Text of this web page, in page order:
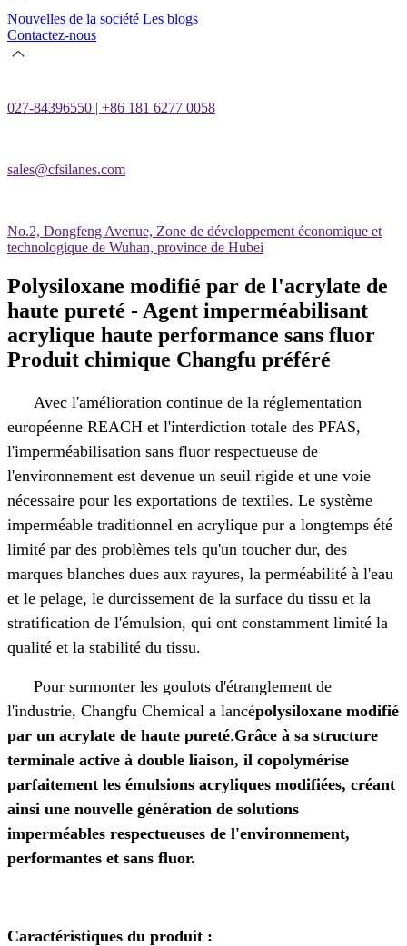
Nouvelles de la société Les blogs
Contactez-nous
027-84396550 | +86 181 6277 0058
sales@cfsilanes.com
No.2, Dongfeng Avenue, Zone de développement économique et
technologique de Wuhan, province de Hubei
Polysiloxane modifié par de l'acrylate de
haute pureté - Agent imperméabilisant
acrylique haute performance sans fluor
Produit chimique Changfu préféré
Avec l'amélioration continue de la réglementation
européenne REACH et l'interdiction totale des PFAS,
l'imperméabilisation sans fluor respectueuse de
l'environnement est devenue un seuil rigide et une voie
nécessaire pour les exportations de textiles. Le système
imperméable traditionnel en acrylique pur a longtemps été
limité par des problèmes tels qu'un toucher dur, des
marques blanches dues aux rayures, la perméabilité à l'eau
et le pelage, le durcissement de la surface du tissu et la
stratification de l'émulsion, qui ont constamment limité la
qualité et la stabilité du tissu.
Pour surmonter les goulots d'étranglement de
l'industrie, Changfu Chemical a lancépolysiloxane modifié
par un acrylate de haute pureté.Grâce à sa structure
terminale active à double liaison, il copolymérise
parfaitement les émulsions acryliques modifiées, créant
ainsi une nouvelle génération de solutions
imperméables respectueuses de l'environnement,
performantes et sans fluor.
Caractéristiques du produit :